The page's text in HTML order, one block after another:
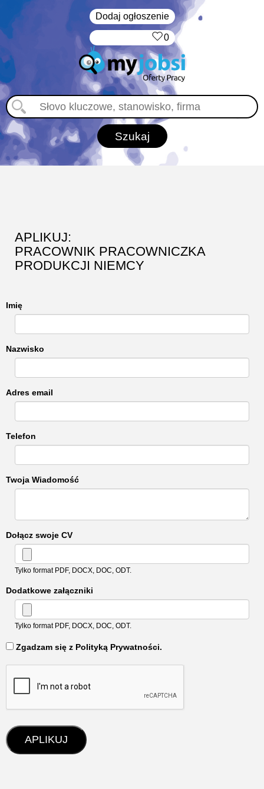
Dodaj ogłoszenie
0
APLIKUJ:
PRACOWNIK PRACOWNICZKA
PRODUKCJI NIEMCY
Imię
Nazwisko
Adres email
Telefon
Twoja Wiadomość
Dołącz swoje CV
Tylko format PDF, DOCX, DOC, ODT.
Dodatkowe załączniki
Tylko format PDF, DOCX, DOC, ODT.
‏‏‎ ‎Zgadzam się z Polityką Prywatności.